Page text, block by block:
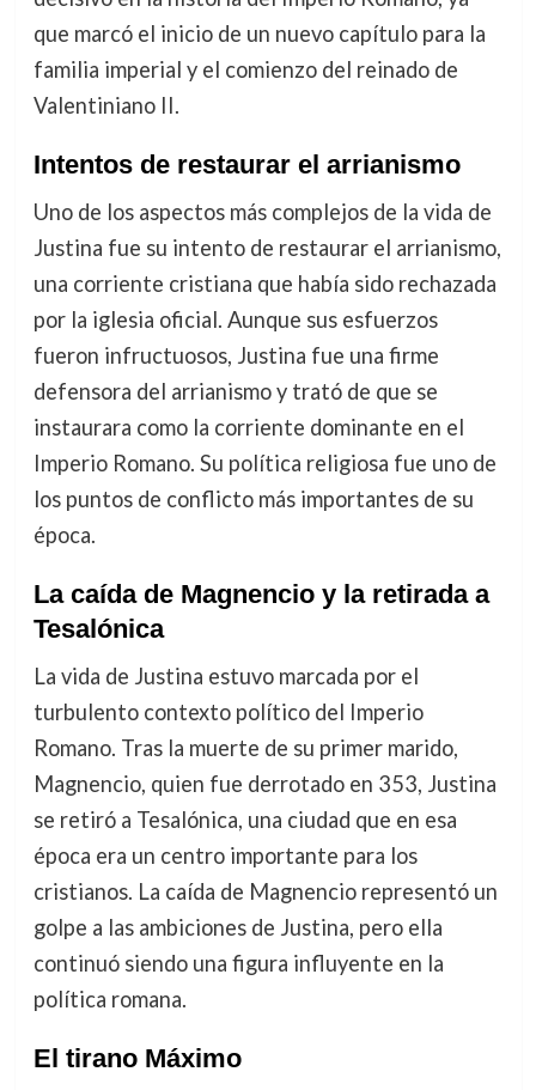
que marcó el inicio de un nuevo capítulo para la
familia imperial y el comienzo del reinado de
Valentiniano II.
Intentos de restaurar el arrianismo
Uno de los aspectos más complejos de la vida de
Justina fue su intento de restaurar el arrianismo,
una corriente cristiana que había sido rechazada
por la iglesia oficial. Aunque sus esfuerzos
fueron infructuosos, Justina fue una firme
defensora del arrianismo y trató de que se
instaurara como la corriente dominante en el
Imperio Romano. Su política religiosa fue uno de
los puntos de conflicto más importantes de su
época.
La caída de Magnencio y la retirada a
Tesalónica
La vida de Justina estuvo marcada por el
turbulento contexto político del Imperio
Romano. Tras la muerte de su primer marido,
Magnencio, quien fue derrotado en 353, Justina
se retiró a Tesalónica, una ciudad que en esa
época era un centro importante para los
cristianos. La caída de Magnencio representó un
golpe a las ambiciones de Justina, pero ella
continuó siendo una figura influyente en la
política romana.
El tirano Máximo